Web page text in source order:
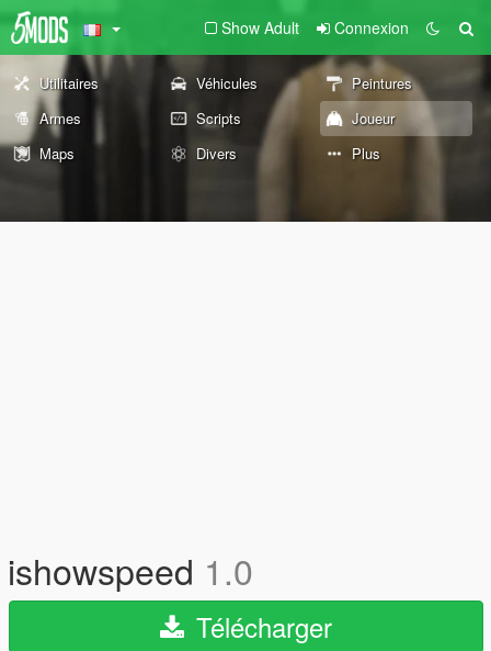
Show Adult Connexion
Utilitaires Véhicules
Peintures
Armes
Scripts
Joueur
Maps
Divers Plus
ishowspeed 1.0
Télécharger